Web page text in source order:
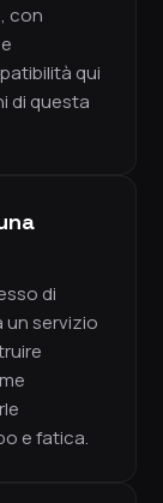
con
qui
di questa
di
un servizio
e fatica.